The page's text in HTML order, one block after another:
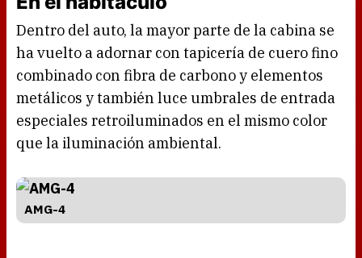
Dentro del auto, la mayor parte de la cabina se
ha vuelto a adornar con tapicería de cuero fino
combinado con fibra de carbono y elementos
metálicos y también luce umbrales de entrada
especiales retroiluminados en el mismo color
que la iluminación ambiental.
AMG-4